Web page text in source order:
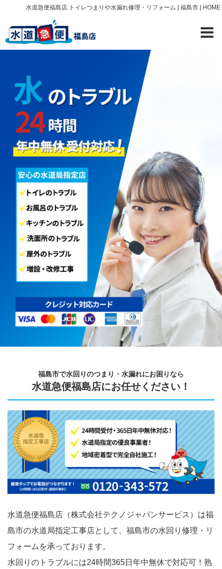
水道急便福島店 トイレつまりや水漏れ修理・リフォーム | 福島市 | HOME
福島市で水回りのつまり・水漏れにお困りなら
水道急便福島店にお任せください！
水道急便福島店（株式会社テクノジャパンサービス）は福
島市の水道局指定工事店として、福島市の水回り修理・リ
フォームを承っております。
水回りのトラブルには24時間365日年中無休で対応可！熟